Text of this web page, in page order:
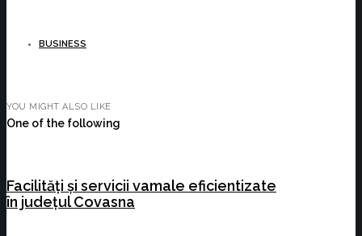
BUSINESS
YOU MIGHT ALSO LIKE
One of the following
Facilități și servicii vamale eficientizate
în județul Covasna